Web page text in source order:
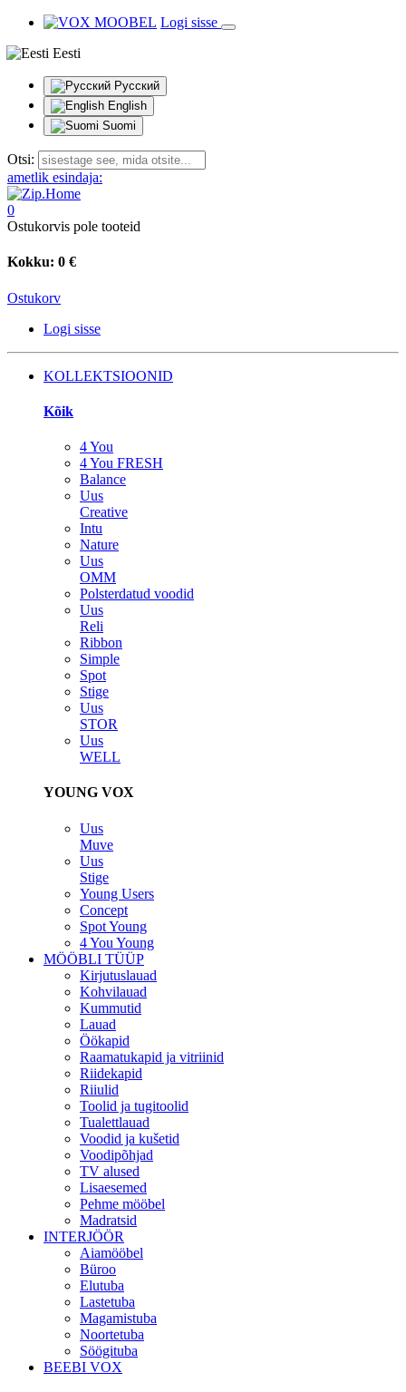
Logi sisse
Eesti
Русский
English
Suomi
Otsi:
ametlik esindaja:
0
Ostukorvis pole tooteid
Kokku: 0 €
Ostukorv
Logi sisse
KOLLEKTSIOONID
Kõik
4 You
4 You FRESH
Balance
Uus
Creative
Intu
Nature
Uus
OMM
Polsterdatud voodid
Uus
Reli
Ribbon
Simple
Spot
Stige
Uus
STOR
Uus
WELL
YOUNG VOX
Uus
Muve
Uus
Stige
Young Users
Concept
Spot Young
4 You Young
MÖÖBLI TÜÜP
Kirjutuslauad
Kohvilauad
Kummutid
Lauad
Öökapid
Raamatukapid ja vitriinid
Riidekapid
Riiulid
Toolid ja tugitoolid
Tualettlauad
Voodid ja kušetid
Voodipõhjad
TV alused
Lisaesemed
Pehme mööbel
Madratsid
INTERJÖÖR
Aiamööbel
Büroo
Elutuba
Lastetuba
Magamistuba
Noortetuba
Söögituba
BEEBI VOX